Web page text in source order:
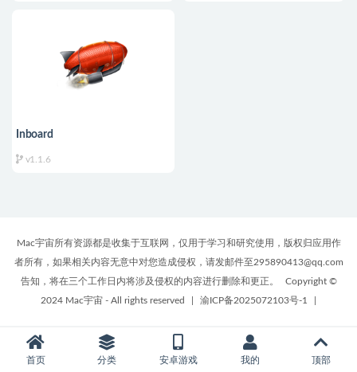
Inboard
v1.1.6
Mac宇宙所有资源都是收集于互联网，仅用于学习和研究使用，版权归应用作
者所有，如果相关内容无意中对您造成侵权，请发邮件至295890413@qq.com
告知，将在三个工作日内将涉及侵权的内容进行删除和更正。
Copyright ©
2024 Mac宇宙 - All rights reserved
渝ICP备2025072103号-1
首页 分类 安卓游戏 我的 顶部